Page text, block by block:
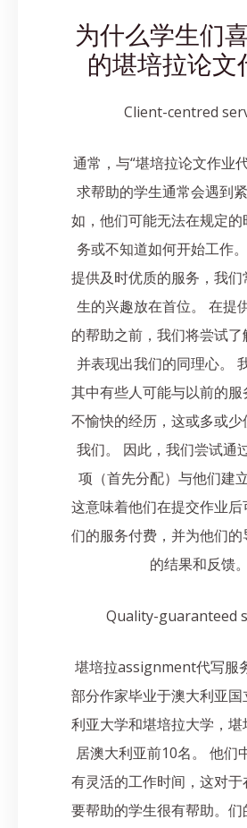
为什么学生们
的堪培拉论文
Client-centred
通常，与“堪培拉论文作业
求帮助的学生通常会遇到
如，他们可能无法在规定
务或不知道如何开始工作
提供及时优质的服务，我
生的兴趣放在首位。 在提
的帮助之前，我们将尝试
并表现出我们的同理心。
其中有些人可能与以前的
不愉快的经历，这或多或
我们。 因此，我们尝试通
项（首先分配）与他们建
这意味着他们在提交作业
们的服务付费，并为他们
的结果和反馈。
Quality-guaranteed
堪培拉assignment代写服
部分作家毕业于澳大利亚
利亚大学和堪培拉大学，
居澳大利亚前10名。 他们
有灵活的工作时间，这对
要帮助的学生很有帮助。